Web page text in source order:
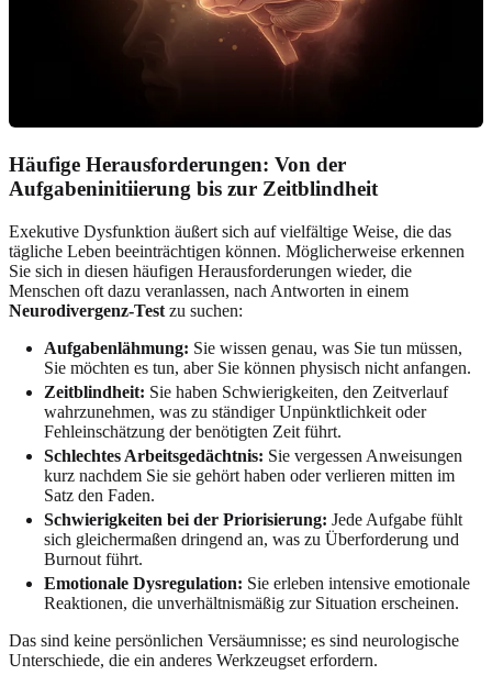
Häufige Herausforderungen: Von der
Aufgabeninitiierung bis zur Zeitblindheit
Exekutive Dysfunktion äußert sich auf vielfältige Weise, die das
tägliche Leben beeinträchtigen können. Möglicherweise erkennen
Sie sich in diesen häufigen Herausforderungen wieder, die
Menschen oft dazu veranlassen, nach Antworten in einem
Neurodivergenz-Test zu suchen:
Aufgabenlähmung: Sie wissen genau, was Sie tun müssen,
Sie möchten es tun, aber Sie können physisch nicht anfangen.
Zeitblindheit: Sie haben Schwierigkeiten, den Zeitverlauf
wahrzunehmen, was zu ständiger Unpünktlichkeit oder
Fehleinschätzung der benötigten Zeit führt.
Schlechtes Arbeitsgedächtnis: Sie vergessen Anweisungen
kurz nachdem Sie sie gehört haben oder verlieren mitten im
Satz den Faden.
Schwierigkeiten bei der Priorisierung: Jede Aufgabe fühlt
sich gleichermaßen dringend an, was zu Überforderung und
Burnout führt.
Emotionale Dysregulation: Sie erleben intensive emotionale
Reaktionen, die unverhältnismäßig zur Situation erscheinen.
Das sind keine persönlichen Versäumnisse; es sind neurologische
Unterschiede, die ein anderes Werkzeugset erfordern.